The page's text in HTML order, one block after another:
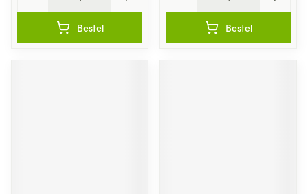
Bestel Bestel